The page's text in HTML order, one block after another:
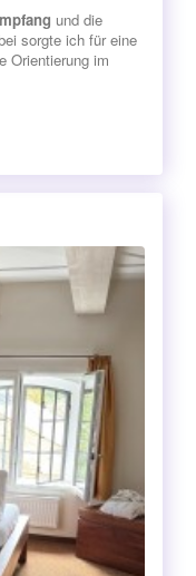
und die
sorgte ich für eine
Orientierung im